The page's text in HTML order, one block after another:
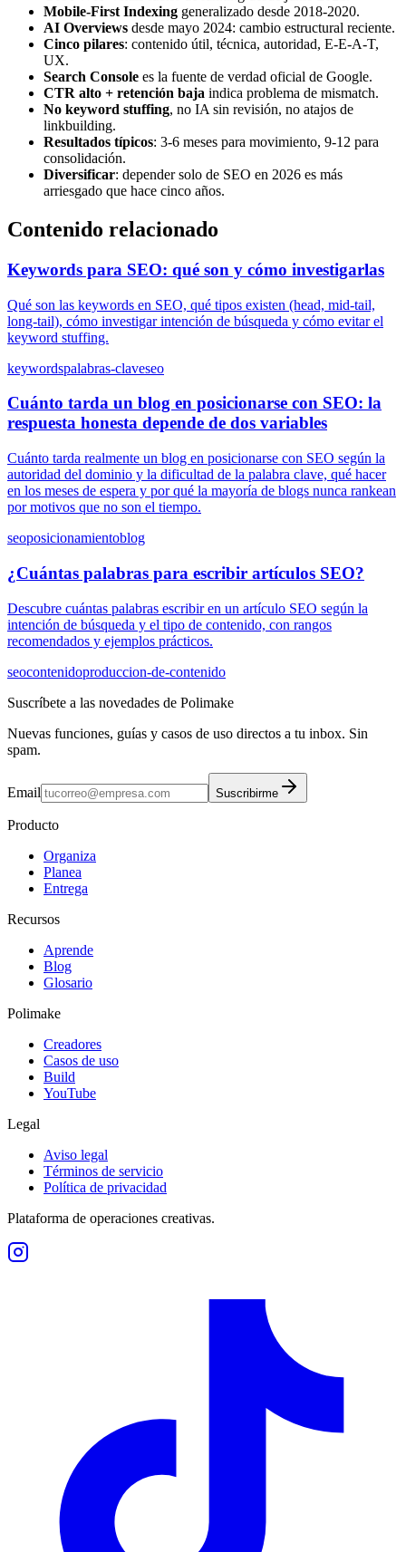
Mobile-First Indexing generalizado desde 2018-2020.
AI Overviews desde mayo 2024: cambio estructural reciente.
Cinco pilares: contenido útil, técnica, autoridad, E-E-A-T,
UX.
Search Console es la fuente de verdad oficial de Google.
CTR alto + retención baja indica problema de mismatch.
No keyword stuffing, no IA sin revisión, no atajos de
linkbuilding.
Resultados típicos: 3-6 meses para movimiento, 9-12 para
consolidación.
Diversificar: depender solo de SEO en 2026 es más
arriesgado que hace cinco años.
Contenido relacionado
Keywords para SEO: qué son y cómo investigarlas
Qué son las keywords en SEO, qué tipos existen (head, mid-tail,
long-tail), cómo investigar intención de búsqueda y cómo evitar el
keyword stuffing.
keywordspalabras-claveseo
Cuánto tarda un blog en posicionarse con SEO: la
respuesta honesta depende de dos variables
Cuánto tarda realmente un blog en posicionarse con SEO según la
autoridad del dominio y la dificultad de la palabra clave, qué hacer
en los meses de espera y por qué la mayoría de blogs nunca rankean
por motivos que no son el tiempo.
seoposicionamientoblog
¿Cuántas palabras para escribir artículos SEO?
Descubre cuántas palabras escribir en un artículo SEO según la
intención de búsqueda y el tipo de contenido, con rangos
recomendados y ejemplos prácticos.
seocontenidoproduccion-de-contenido
Suscríbete a las novedades de Polimake
Nuevas funciones, guías y casos de uso directos a tu inbox. Sin
spam.
Email Suscribirme
Producto
Organiza
Planea
Entrega
Recursos
Aprende
Blog
Glosario
Polimake
Creadores
Casos de uso
Build
YouTube
Legal
Aviso legal
Términos de servicio
Política de privacidad
Plataforma de operaciones creativas.